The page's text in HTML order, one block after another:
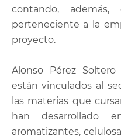
contando,
perteneciente a la
proyecto.
Alonso Pérez
están vinculados al
las materias que
han desarrollado
aromatizantes,